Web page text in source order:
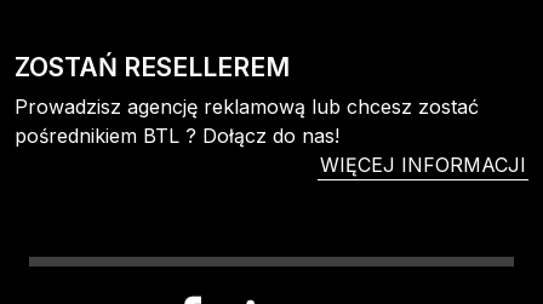
ZOSTAŃ RESELLEREM
Prowadzisz agencję reklamową lub chcesz zostać
pośrednikiem BTL ? Dołącz do nas!
WIĘCEJ INFORMACJI